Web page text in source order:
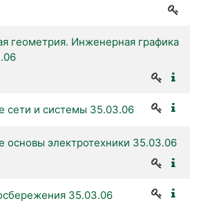
геометрия. Инженерная графика
сети и системы 35.03.06
основы электротехники 35.03.06
35.03.06